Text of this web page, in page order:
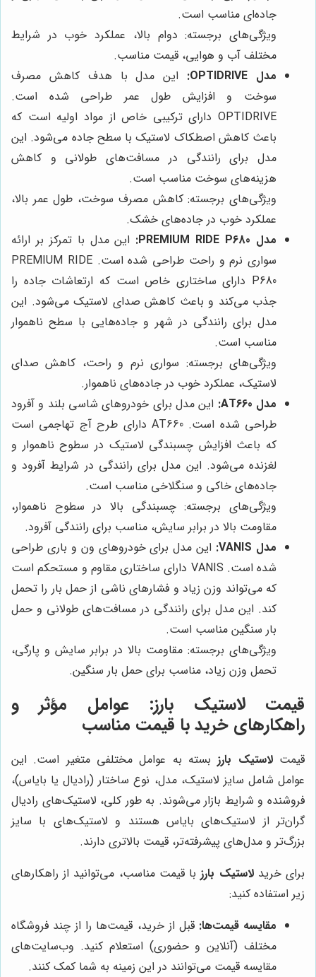
جاده‌ای مناسب است.
ویژگی‌های برجسته: دوام بالا، عملکرد خوب در شرایط
مختلف آب و هوایی، قیمت مناسب.
مدل OPTIDRIVE:
این مدل با هدف کاهش مصرف
سوخت و افزایش طول عمر طراحی شده است.
OPTIDRIVE دارای ترکیبی خاص از مواد اولیه است که
باعث کاهش اصطکاک لاستیک با سطح جاده می‌شود. این
مدل برای رانندگی در مسافت‌های طولانی و کاهش
هزینه‌های سوخت مناسب است.
ویژگی‌های برجسته: کاهش مصرف سوخت، طول عمر بالا،
عملکرد خوب در جاده‌های خشک.
مدل PREMIUM RIDE P680:
این مدل با تمرکز بر ارائه
سواری نرم و راحت طراحی شده است. PREMIUM RIDE
P680 دارای ساختاری خاص است که ارتعاشات جاده را
جذب می‌کند و باعث کاهش صدای لاستیک می‌شود. این
مدل برای رانندگی در شهر و جاده‌هایی با سطح ناهموار
مناسب است.
ویژگی‌های برجسته: سواری نرم و راحت، کاهش صدای
لاستیک، عملکرد خوب در جاده‌های ناهموار.
مدل AT660:
این مدل برای خودروهای شاسی بلند و آفرود
طراحی شده است. AT660 دارای طرح آج تهاجمی است
که باعث افزایش چسبندگی لاستیک در سطوح ناهموار و
لغزنده می‌شود. این مدل برای رانندگی در شرایط آفرود و
جاده‌های خاکی و سنگلاخی مناسب است.
ویژگی‌های برجسته: چسبندگی بالا در سطوح ناهموار،
مقاومت بالا در برابر سایش، مناسب برای رانندگی آفرود.
مدل VANIS:
این مدل برای خودروهای ون و باری طراحی
شده است. VANIS دارای ساختاری مقاوم و مستحکم است
که می‌تواند وزن زیاد و فشارهای ناشی از حمل بار را تحمل
کند. این مدل برای رانندگی در مسافت‌های طولانی و حمل
بار سنگین مناسب است.
ویژگی‌های برجسته: مقاومت بالا در برابر سایش و پارگی،
تحمل وزن زیاد، مناسب برای حمل بار سنگین.
قیمت لاستیک بارز: عوامل مؤثر و
راهکارهای خرید با قیمت مناسب
قیمتلاستیک بارزبسته به عوامل مختلفی متغیر است. این
عوامل شامل سایز لاستیک، مدل، نوع ساختار (رادیال یا بایاس)،
فروشنده و شرایط بازار می‌شوند. به طور کلی، لاستیک‌های رادیال
گران‌تر از لاستیک‌های بایاس هستند و لاستیک‌های با سایز
بزرگ‌تر و مدل‌های پیشرفته‌تر، قیمت بالاتری دارند.
برای خریدلاستیک بارزبا قیمت مناسب، می‌توانید از راهکارهای
زیر استفاده کنید:
مقایسه قیمت‌ها: قبل از خرید، قیمت‌ها را از چند فروشگاه
مختلف (آنلاین و حضوری) استعلام کنید. وب‌سایت‌های
مقایسه قیمت می‌توانند در این زمینه به شما کمک کنند.